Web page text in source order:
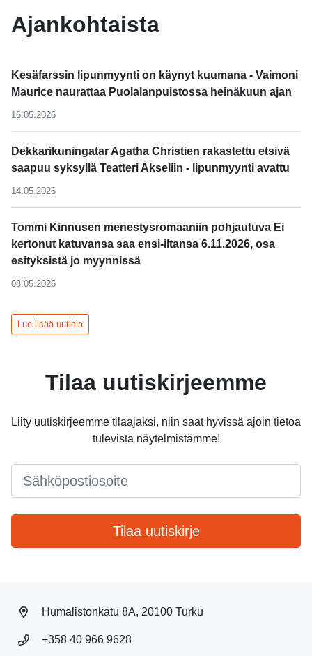
Ajankohtaista
Kesäfarssin lipunmyynti on käynyt kuumana - Vaimoni
Maurice naurattaa Puolalanpuistossa heinäkuun ajan
16.05.2026
Dekkarikuningatar Agatha Christien rakastettu etsivä
saapuu syksyllä Teatteri Akseliin - lipunmyynti avattu
14.05.2026
Tommi Kinnusen menestysromaaniin pohjautuva Ei
kertonut katuvansa saa ensi-iltansa 6.11.2026, osa
esityksistä jo myynnissä
08.05.2026
Lue lisää uutisia
Tilaa uutiskirjeemme
Liity uutiskirjeemme tilaajaksi, niin saat hyvissä ajoin tietoa
tulevista näytelmistämme!
Tilaa uutiskirje
Humalistonkatu 8A, 20100 Turku
+358 40 966 9628